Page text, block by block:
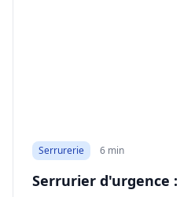
Serrurerie 6 min
Serrurier d'urgence